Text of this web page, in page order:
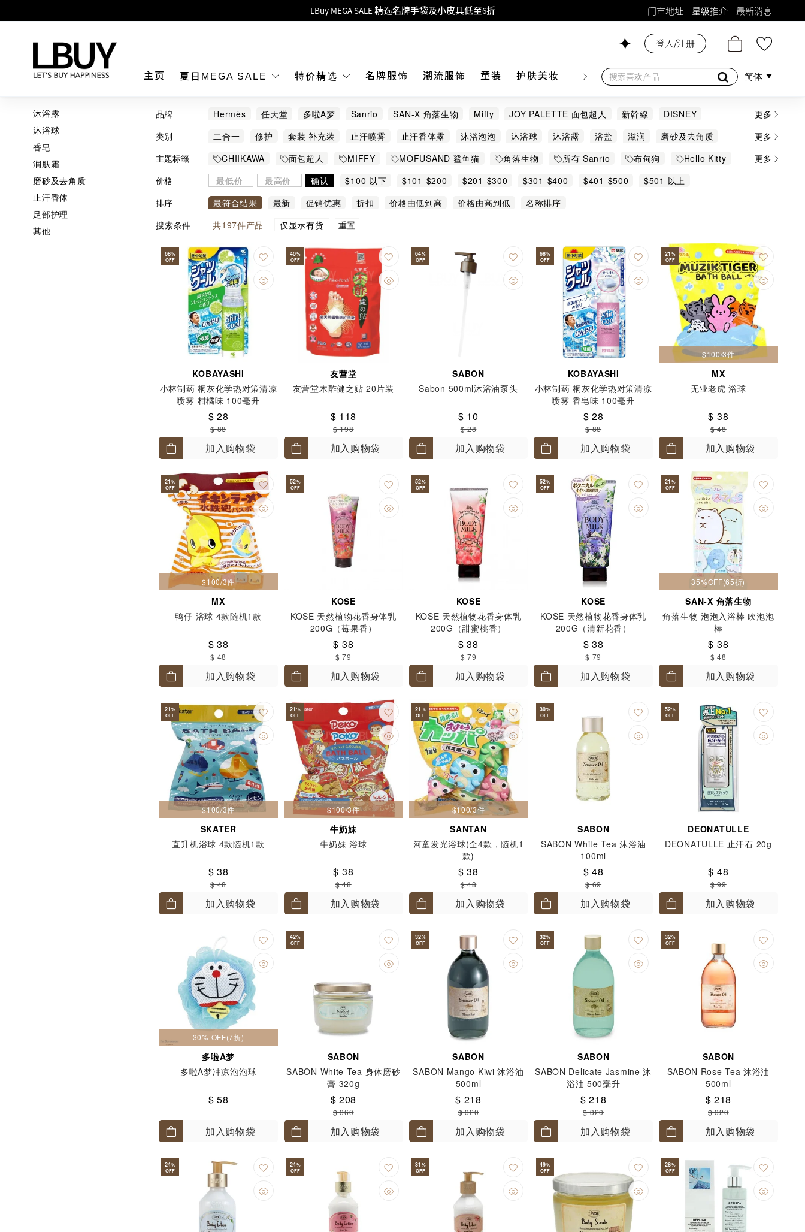
Goyard Hobo / Hobo Mini人气限量特别版限时原价低至75折!
MOKO 1楼175号铺旗舰店特设名牌Hermès、CHANEL及LV专区！
购物满HKD500即享免运费！
LBuy获香港知识产权署颁发2026《正版正货承诺》商标
LBuy MEGA SALE 精选名牌手袋及小皮具低至6折
门市地址 星级推介 最新消息
主页 夏日MEGA SALE 特价精选 名牌服饰 潮流服饰 童装 护肤美妆 香水香薰 个人护理 母婴护理 游戏及精品
登入/注册
简体
沐浴露
沐浴球
香皂
润肤霜
磨砂及去角质
止汗香体
足部护理
其他
品牌 Hermès 任天堂 多啦A梦 Sanrio SAN-X 角落生物 Miffy JOY PALETTE 面包超人 新幹線
DISNEY
BIODERMA
BUBBLEDREAM Chiikawa Cubed DEONATULLE DUIT EVA GATSBY
JO MALONE
KOBAYASHI
KOSE KUMANO L'OCCITANE LA MER MM6 Maison Margiela Mofusand MX
NHK-NEP
NOL
Pokémon SABON
友营堂
太鼓之達人 幪面超人
更多
类别
二合一 修护 套装 补充装 止汗喷雾 止汗香体露 沐浴泡泡 沐浴球 沐浴露 浴盐 滋润
磨砂及去角质
精油
美白 美胸纤体 舒缓 足膜 足贴 香体纸 香皂
更多
主题标籤
CHIIKAWA 面包超人 MIFFY MOFUSAND 鲨鱼猫 角落生物 所有 Sanrio 布甸狗
Hello Kitty
玉桂狗
Sanrio 其他熱門角色 Kuromi 任天堂精品 新幹線
更多
价格
- 确认 $100 以下 $101-$200 $201-$300 $301-$400 $401-$500
$501 以上
排序
最符合结果 最新 促销优惠 折扣 价格由低到高 价格由高到低
名称排序
搜索条件
共197件产品 仅显示有货 重置
68%
OFF
KOBAYASHI
小林制药 桐灰化学热对策清凉
喷雾 柑橘味 100毫升
$ 28
$ 88
加入购物袋
40%
OFF
友营堂
友营堂木酢健之贴 20片装
$ 118
$ 198
加入购物袋
64%
OFF
SABON
Sabon 500ml沐浴油泵头
$ 10
$ 28
加入购物袋
68%
OFF
KOBAYASHI
小林制药 桐灰化学热对策清凉
喷雾 香皂味 100毫升
$ 28
$ 88
加入购物袋
21%
OFF
$100/3件
MX
无业老虎 浴球
$ 38
$ 48
加入购物袋
21%
OFF
$100/3件
MX
鸭仔 浴球 4款随机1款
$ 38
$ 48
加入购物袋
52%
OFF
KOSE
KOSE 天然植物花香身体乳
200G（莓果香）
$ 38
$ 79
加入购物袋
52%
OFF
KOSE
KOSE 天然植物花香身体乳
200G（甜蜜桃香）
$ 38
$ 79
加入购物袋
52%
OFF
KOSE
KOSE 天然植物花香身体乳
200G（清新花香）
$ 38
$ 79
加入购物袋
21%
OFF
35%OFF(65折)
SAN-X 角落生物
角落生物 泡泡入浴棒 吹泡泡
棒
$ 38
$ 48
加入购物袋
21%
OFF
$100/3件
SKATER
直升机浴球 4款随机1款
$ 38
$ 48
加入购物袋
21%
OFF
$100/3件
牛奶妹
牛奶妹 浴球
$ 38
$ 48
加入购物袋
21%
OFF
$100/3件
SANTAN
河童发光浴球(全4款，随机1
款)
$ 38
$ 48
加入购物袋
30%
OFF
SABON
SABON White Tea 沐浴油
100ml
$ 48
$ 69
加入购物袋
52%
OFF
DEONATULLE
DEONATULLE 止汗石 20g
$ 48
$ 99
加入购物袋
30% OFF(7折)
多啦A梦
多啦A梦冲凉泡泡球
$ 58
加入购物袋
42%
OFF
SABON
SABON White Tea 身体磨砂
膏 320g
$ 208
$ 360
加入购物袋
32%
OFF
SABON
SABON Mango Kiwi 沐浴油
500ml
$ 218
$ 320
加入购物袋
32%
OFF
SABON
SABON Delicate Jasmine 沐
浴油 500毫升
$ 218
$ 320
加入购物袋
32%
OFF
SABON
SABON Rose Tea 沐浴油
500ml
$ 218
$ 320
加入购物袋
24%
OFF
24%
OFF
31%
OFF
49%
OFF
28%
OFF